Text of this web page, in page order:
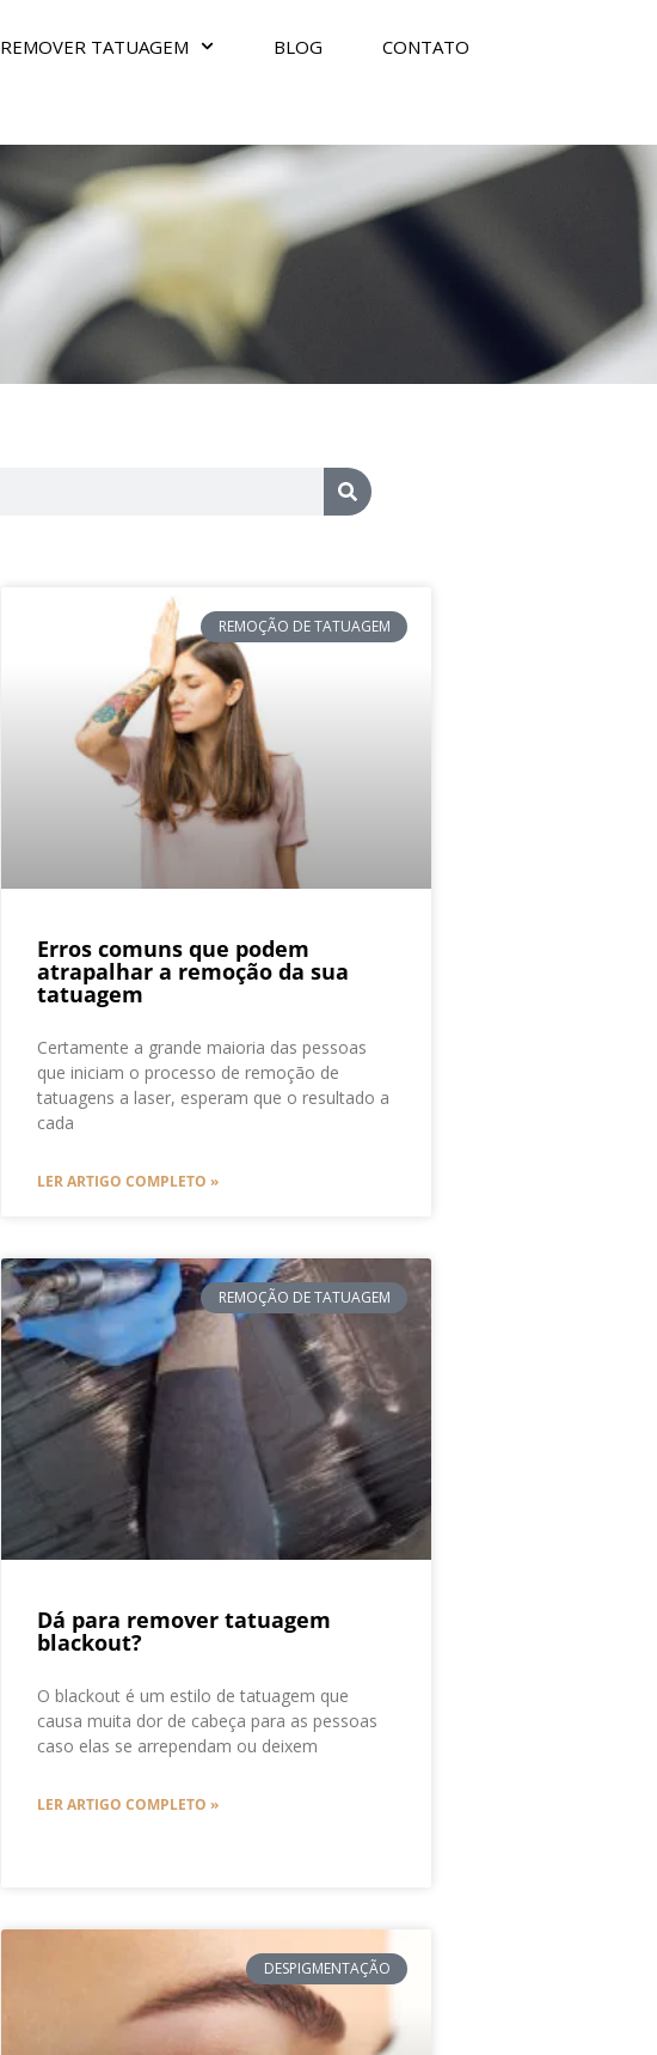
REMOVER TATUAGEM BLOG CONTATO
REMOÇÃO DE TATUAGEM
Erros comuns que podem
atrapalhar a remoção da sua
tatuagem
Certamente a grande maioria das pessoas
que iniciam o processo de remoção de
tatuagens a laser, esperam que o resultado a
cada
LER ARTIGO COMPLETO »
REMOÇÃO DE TATUAGEM
Dá para remover tatuagem
blackout?
O blackout é um estilo de tatuagem que
causa muita dor de cabeça para as pessoas
caso elas se arrependam ou deixem
LER ARTIGO COMPLETO »
DESPIGMENTAÇÃO